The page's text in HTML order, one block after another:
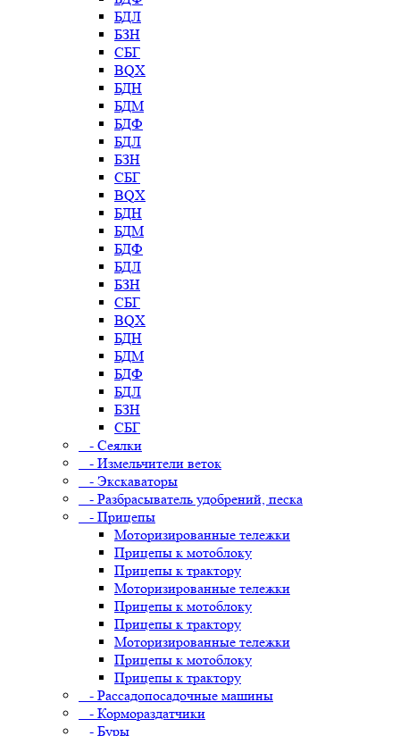
БДЛ
БЗН
СБГ
BQX
БДН
БДМ
БДФ
БДЛ
БЗН
СБГ
BQX
БДН
БДМ
БДФ
БДЛ
БЗН
СБГ
BQX
БДН
БДМ
БДФ
БДЛ
БЗН
СБГ
- Сеялки
- Измельчители веток
- Экскаваторы
- Разбрасыватель удобрений, песка
- Прицепы
Моторизированные тележки
Прицепы к мотоблоку
Прицепы к трактору
Моторизированные тележки
Прицепы к мотоблоку
Прицепы к трактору
Моторизированные тележки
Прицепы к мотоблоку
Прицепы к трактору
- Рассадопосадочные машины
- Кормораздатчики
- Буры